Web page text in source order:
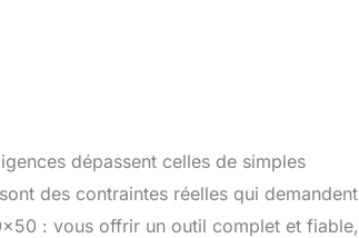
dépassent celles de simples
des contraintes réelles qui demandent
: vous offrir un outil complet et fiable,